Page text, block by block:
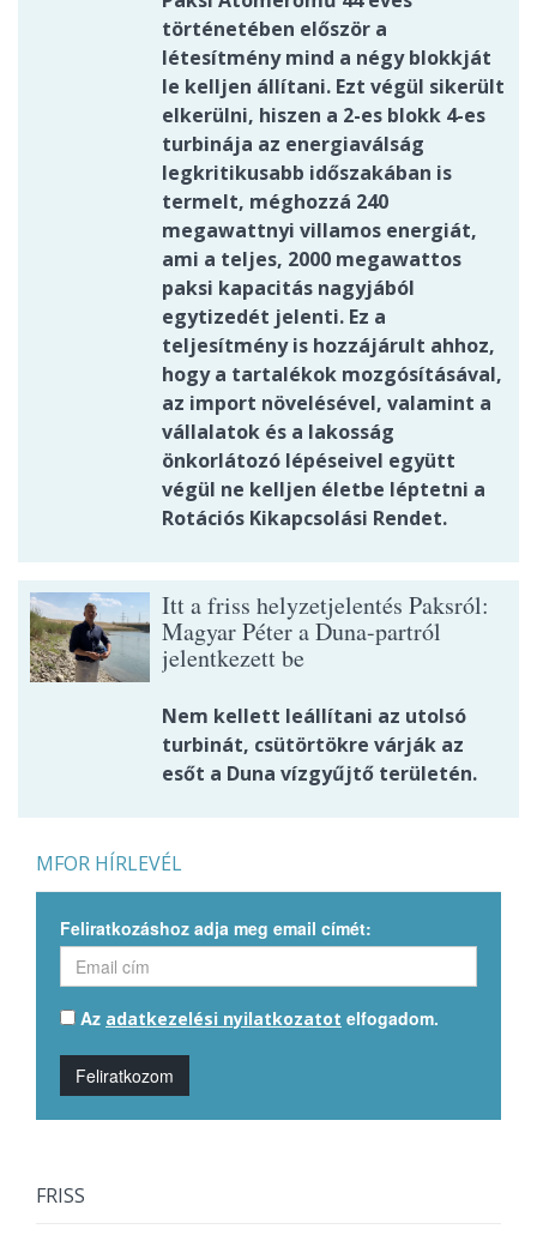
történetében először a
létesítmény mind a négy blokkját
le kelljen állítani. Ezt végül sikerült
elkerülni, hiszen a 2-es blokk 4-es
turbinája az energiaválság
legkritikusabb időszakában is
termelt, méghozzá 240
megawattnyi villamos energiát,
ami a teljes, 2000 megawattos
paksi kapacitás nagyjából
egytizedét jelenti. Ez a
teljesítmény is hozzájárult ahhoz,
hogy a tartalékok mozgósításával,
az import növelésével, valamint a
vállalatok és a lakosság
önkorlátozó lépéseivel együtt
végül ne kelljen életbe léptetni a
Rotációs Kikapcsolási Rendet.
Itt a friss helyzetjelentés Paksról:
Magyar Péter a Duna-partról
jelentkezett be
Nem kellett leállítani az utolsó
turbinát, csütörtökre várják az
esőt a Duna vízgyűjtő területén.
MFOR HÍRLEVÉL
Feliratkozáshoz adja meg email címét:
Az adatkezelési nyilatkozatot elfogadom.
Feliratkozom
FRISS